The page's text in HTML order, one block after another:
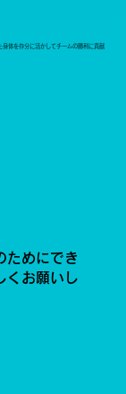
ためにでき
くお願いし
体を存分に活かしてチームの勝利に貢献